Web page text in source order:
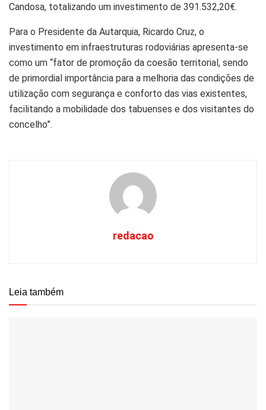
Candosa, totalizando um investimento de 391.532,20€.
Para o Presidente da Autarquia, Ricardo Cruz, o
investimento em infraestruturas rodoviárias apresenta-se
como um “fator de promoção da coesão territorial, sendo
de primordial importância para a melhoria das condições de
utilização com segurança e conforto das vias existentes,
facilitando a mobilidade dos tabuenses e dos visitantes do
concelho”.
redacao
Leia também